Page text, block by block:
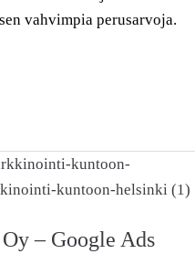
vahvimpia perusarvoja.
– Google Ads